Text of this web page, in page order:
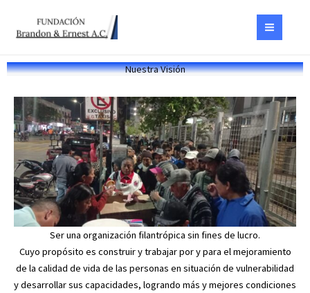
contenido
Nuestra Visión
Ser una organización filantrópica sin fines de lucro.
Cuyo propósito es construir y trabajar por y para el mejoramiento
de la calidad de vida de las personas en situación de vulnerabilidad
y desarrollar sus capacidades, logrando más y mejores condiciones